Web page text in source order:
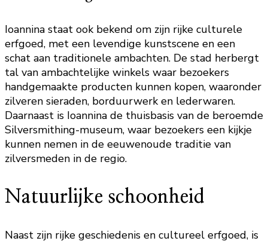
Ioannina staat ook bekend om zijn rijke culturele
erfgoed, met een levendige kunstscene en een
schat aan traditionele ambachten. De stad herbergt
tal van ambachtelijke winkels waar bezoekers
handgemaakte producten kunnen kopen, waaronder
zilveren sieraden, borduurwerk en lederwaren.
Daarnaast is Ioannina de thuisbasis van de beroemde
Silversmithing-museum, waar bezoekers een kijkje
kunnen nemen in de eeuwenoude traditie van
zilversmeden in de regio.
Natuurlijke schoonheid
Naast zijn rijke geschiedenis en cultureel erfgoed, is